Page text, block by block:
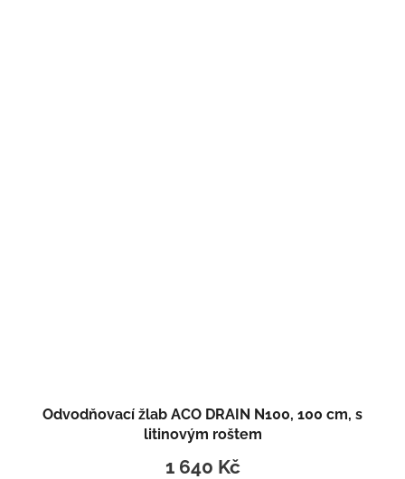
Odvodňovací žlab ACO DRAIN N100, 100 cm, s
litinovým roštem
1 640 Kč